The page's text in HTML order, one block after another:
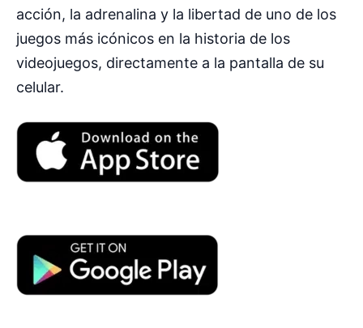
acción, la adrenalina y la libertad de uno de los
juegos más icónicos en la historia de los
videojuegos, directamente a la pantalla de su
celular.